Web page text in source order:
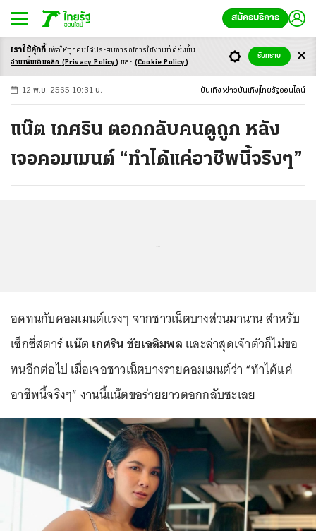
สมัครบริการ
-ก ก ก+
12 พ.ย. 2565 10:31 น. บันเทิง ข่าวบันเทิง ไทยรัฐออนไลน์
แน๊ต เกศริน ตอกกลับคนดูถูก หลัง
เจอคอมเมนต์ “ทำได้แค่อาชีพนี้จริงๆ”
อดทนกับคอมเมนต์แรงๆ จากชาวเน็ตบางส่วนมานาน สำหรับ
เซ็กซี่สตาร์แน๊ต เกศริน ชัยเฉลิมพล และล่าสุดเจ้าตัวก็ไม่ขอ
ทนอีกต่อไป เมื่อเจอชาวเน็ตบางรายคอมเมนต์ว่า “ทำได้แค่
อาชีพนี้จริงๆ” งานนี้แน๊ตขอร่ายยาวตอกกลับซะเลย
เราใช้คุ้กกี้ เพื่อให้ทุกคนได้ประสบการณ์การใช้งานที่ดียิ่งขึ้น
อ่านเพิ่มเติมคลิก (Privacy Policy) และ (Cookie Policy)
รับทราบ